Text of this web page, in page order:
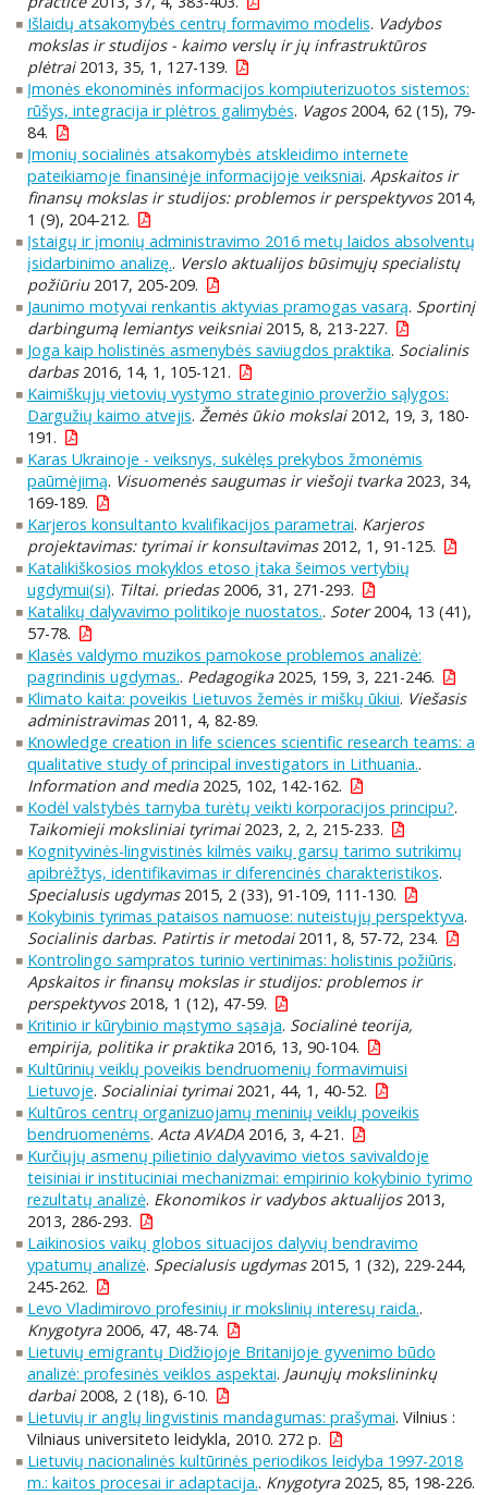
Išlaidų atsakomybės centrų formavimo modelis. Vadybos
mokslas ir studijos - kaimo verslų ir jų infrastruktūros
plėtrai2013, 35, 1, 127-139.
Įmonės ekonominės informacijos kompiuterizuotos sistemos:
rūšys, integracija ir plėtros galimybės. Vagos2004, 62 (15), 79-
84.
Įmonių socialinės atsakomybės atskleidimo internete
pateikiamoje finansinėje informacijoje veiksniai. Apskaitos ir
finansų mokslas ir studijos: problemos ir perspektyvos2014,
1 (9), 204-212.
Įstaigų ir įmonių administravimo 2016 metų laidos absolventų
įsidarbinimo analizę.. Verslo aktualijos būsimųjų specialistų
požiūriu2017, 205-209.
Jaunimo motyvai renkantis aktyvias pramogas vasarą. Sportinį
darbingumą lemiantys veiksniai2015, 8, 213-227.
Joga kaip holistinės asmenybės saviugdos praktika. Socialinis
darbas2016, 14, 1, 105-121.
Kaimiškųjų vietovių vystymo strateginio proveržio sąlygos:
Dargužių kaimo atvejis. Žemės ūkio mokslai2012, 19, 3, 180-
191.
Karas Ukrainoje - veiksnys, sukėlęs prekybos žmonėmis
paūmėjimą. Visuomenės saugumas ir viešoji tvarka2023, 34,
169-189.
Karjeros konsultanto kvalifikacijos parametrai. Karjeros
projektavimas: tyrimai ir konsultavimas2012, 1, 91-125.
Katalikiškosios mokyklos etoso įtaka šeimos vertybių
ugdymui(si). Tiltai. priedas2006, 31, 271-293.
Katalikų dalyvavimo politikoje nuostatos.. Soter2004, 13 (41),
57-78.
Klasės valdymo muzikos pamokose problemos analizė:
pagrindinis ugdymas.. Pedagogika2025, 159, 3, 221-246.
Klimato kaita: poveikis Lietuvos žemės ir miškų ūkiui. Viešasis
administravimas2011, 4, 82-89.
Knowledge creation in life sciences scientific research teams: a
qualitative study of principal investigators in Lithuania..
Information and media2025, 102, 142-162.
Kodėl valstybės tarnyba turėtų veikti korporacijos principu?.
Taikomieji moksliniai tyrimai2023, 2, 2, 215-233.
Kognityvinės-lingvistinės kilmės vaikų garsų tarimo sutrikimų
apibrėžtys, identifikavimas ir diferencinės charakteristikos.
Specialusis ugdymas2015, 2 (33), 91-109, 111-130.
Kokybinis tyrimas pataisos namuose: nuteistųjų perspektyva.
Socialinis darbas. Patirtis ir metodai2011, 8, 57-72, 234.
Kontrolingo sampratos turinio vertinimas: holistinis požiūris.
Apskaitos ir finansų mokslas ir studijos: problemos ir
perspektyvos2018, 1 (12), 47-59.
Kritinio ir kūrybinio mąstymo sąsaja. Socialinė teorija,
empirija, politika ir praktika2016, 13, 90-104.
Kultūrinių veiklų poveikis bendruomenių formavimuisi
Lietuvoje. Socialiniai tyrimai2021, 44, 1, 40-52.
Kultūros centrų organizuojamų meninių veiklų poveikis
bendruomenėms. Acta AVADA2016, 3, 4-21.
Kurčiųjų asmenų pilietinio dalyvavimo vietos savivaldoje
teisiniai ir instituciniai mechanizmai: empirinio kokybinio tyrimo
rezultatų analizė. Ekonomikos ir vadybos aktualijos2013,
2013, 286-293.
Laikinosios vaikų globos situacijos dalyvių bendravimo
ypatumų analizė. Specialusis ugdymas2015, 1 (32), 229-244,
245-262.
Levo Vladimirovo profesinių ir mokslinių interesų raida..
Knygotyra2006, 47, 48-74.
Lietuvių emigrantų Didžiojoje Britanijoje gyvenimo būdo
analizė: profesinės veiklos aspektai. Jaunųjų mokslininkų
darbai2008, 2 (18), 6-10.
Lietuvių ir anglų lingvistinis mandagumas: prašymai. Vilnius :
Vilniaus universiteto leidykla, 2010. 272 p.
Lietuvių nacionalinės kultūrinės periodikos leidyba 1997-2018
m.: kaitos procesai ir adaptacija.. Knygotyra2025, 85, 198-226.